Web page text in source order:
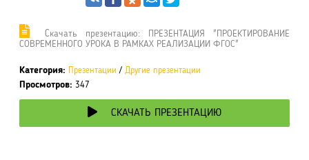
Cкачать презентацию: ПРЕЗЕНТАЦИЯ "ПРОЕКТИРОВАНИЕ
СОВРЕМЕННОГО УРОКА В РАМКАХ РЕАЛИЗАЦИИ ФГОС"
Категория: Презентации / Другие презентации
Просмотров: 347
СКАЧАТЬ ПРЕЗЕНТАЦИЮ